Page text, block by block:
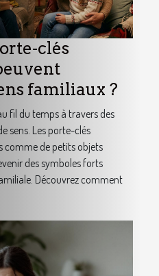
clés
familiaux ?
fil du temps à travers des
sens. Les porte-clés
comme de petits objets
des symboles forts
Découvrez comment